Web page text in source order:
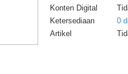
Konten Digital
Ketersediaan
0
Artikel